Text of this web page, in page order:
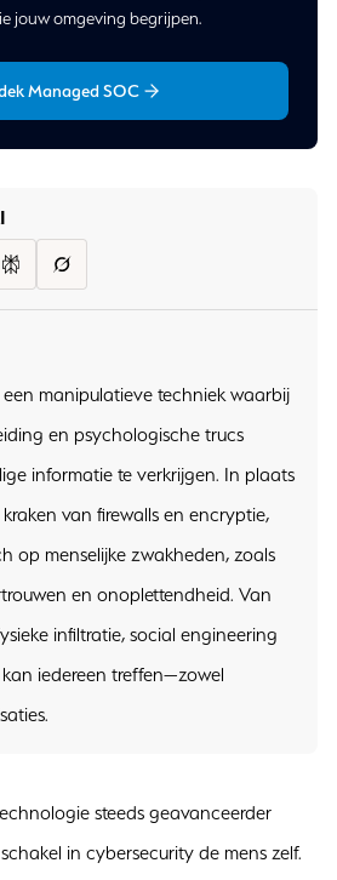
manipulatieve techniek waarbij
en psychologische trucs
informatie te verkrijgen. In plaats
van firewalls en encryptie,
op menselijke zwakheden, zoals
en onoplettendheid. Van
infiltratie, social engineering
iedereen treffen—zowel
steeds geavanceerder
in cybersecurity de mens zelf.
jouw omgeving begrijpen.
Managed SOC